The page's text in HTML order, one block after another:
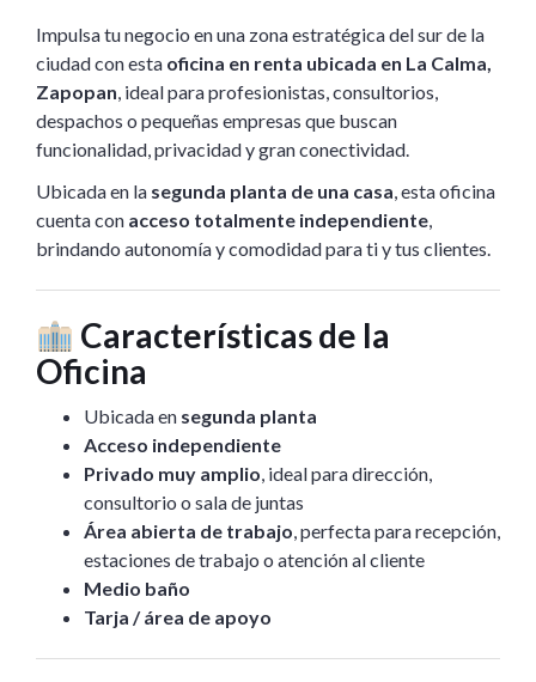
Impulsa tu negocio en una zona estratégica del sur de la
ciudad con esta oficina en renta ubicada en La Calma,
Zapopan, ideal para profesionistas, consultorios,
despachos o pequeñas empresas que buscan
funcionalidad, privacidad y gran conectividad.
Ubicada en la segunda planta de una casa, esta oficina
cuenta con acceso totalmente independiente,
brindando autonomía y comodidad para ti y tus clientes.
Características de la
Oficina
Ubicada en segunda planta
Acceso independiente
Privado muy amplio, ideal para dirección,
consultorio o sala de juntas
Área abierta de trabajo, perfecta para recepción,
estaciones de trabajo o atención al cliente
Medio baño
Tarja / área de apoyo